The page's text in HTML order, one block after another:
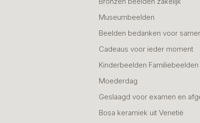
Museumbeelden
Beelden bedanken voor
Cadeaus voor ieder moment
Kinderbeelden Familiebeelden
Moederdag
Geslaagd voor examen en
Bosa keramiek uit Venetië